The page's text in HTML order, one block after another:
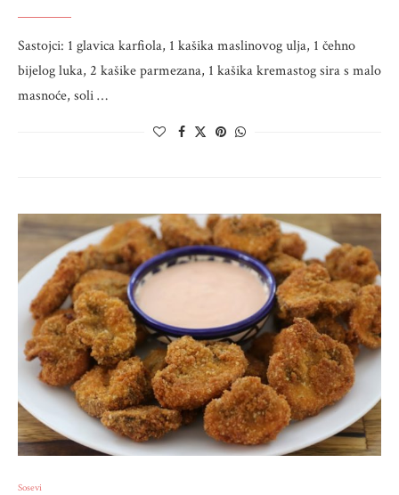
Sastojci: 1 glavica karfiola, 1 kašika maslinovog ulja, 1 čehno
bijelog luka, 2 kašike parmezana, 1 kašika kremastog sira s malo
masnoće, soli …
Sosevi